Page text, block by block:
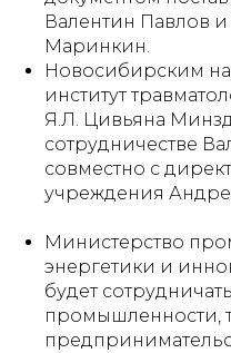
Валентин Павлов
Маринкин.
Новосибирским
институт
Я.Л. Цивьяна
сотрудничестве
совместно с
учреждения
Министерство
энергетики и
будет
промышленности,